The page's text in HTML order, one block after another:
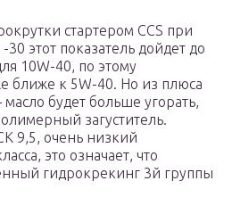
стартером CCS при
30 этот показатель дойдет до
10W-40, по этому
ближе к 5W-40. Но из плюса
будет больше угорать,
загуститель.
9,5, очень низкий
это означает, что
гидрокрекинг 3й группы